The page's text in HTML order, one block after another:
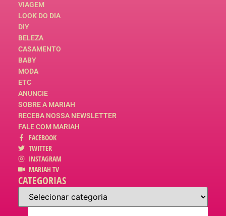
VIAGEM
LOOK DO DIA
DIY
BELEZA
CASAMENTO
BABY
MODA
ETC
ANUNCIE
SOBRE A MARIAH
RECEBA NOSSA NEWSLETTER
FALE COM MARIAH
FACEBOOK
TWITTER
INSTAGRAM
MARIAH TV
CATEGORIAS